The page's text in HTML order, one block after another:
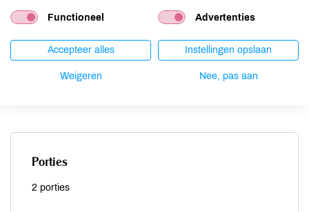
Giet vervolgens door een zeef en daarna in twee mokken.
sinaasappel.
Porties
2 porties
Functioneel Advertenties
Accepteer alles Instellingen opslaan
Weigeren Nee, pas aan